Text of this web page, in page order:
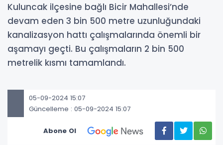
Kuluncak ilçesine bağlı Bicir Mahallesi’nde
devam eden 3 bin 500 metre uzunluğundaki
kanalizasyon hattı çalışmalarında önemli bir
aşamayı geçti. Bu çalışmaların 2 bin 500
metrelik kısmı tamamlandı.
05-09-2024 15:07
Güncelleme : 05-09-2024 15:07
Abone Ol